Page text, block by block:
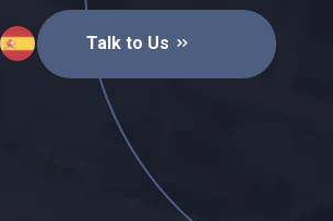
Talk to Us